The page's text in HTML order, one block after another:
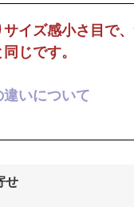
イズ感小さ目で
じです。
いについて
せ